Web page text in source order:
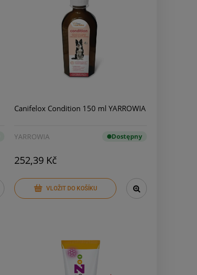
Canifelox Condition 150 ml YARROWIA
YARROWIA Dostępny
252,39 Kč
VLOŽIT DO KOŠÍKU